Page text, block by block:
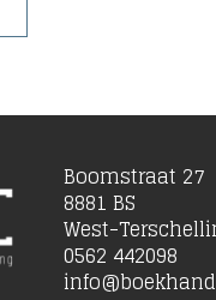
Boomstraat 27
8881 BS
West-
0562 442098